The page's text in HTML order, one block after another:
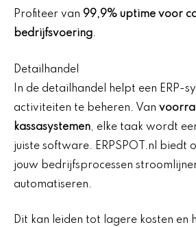
Profiteer van 99,9% uptime voor
bedrijfsvoering.
Detailhandel
In de detailhandel helpt een ERP-
activiteiten te beheren. Van
kassasystemen, elke taak wordt
juiste software. ERPSPOT.nl biedt
jouw bedrijfsprocessen
automatiseren.
Dit kan leiden tot lagere kosten en